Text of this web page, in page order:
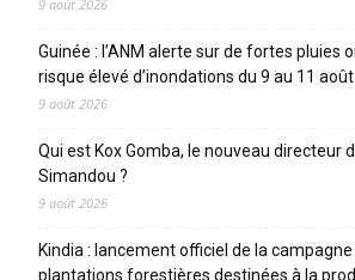
9 août 2026
Guinée : l’ANM alerte sur de fortes pluies
risque élevé d’inondations du 9 au 11 août
9 août 2026
Qui est Kox Gomba, le nouveau directeur
Simandou ?
9 août 2026
Kindia : lancement officiel de la
plantations forestières destinées à la